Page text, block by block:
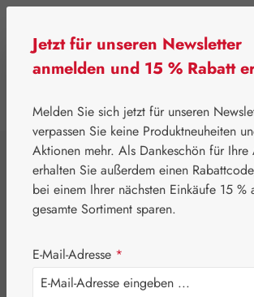
⌂ Gall Pharma Fit-
Haar-Fit
Jetzt für unseren Newsletter
anmelden und 15 % Rabatt
Melden Sie sich jetzt für unseren
verpassen Sie keine Produktneuheiten
Aktionen mehr. Als Dankeschön für Ihre
erhalten Sie außerdem einen
bei einem Ihrer nächsten Einkäufe 15 %
gesamte Sortiment sparen.
E-Mail-Adresse *